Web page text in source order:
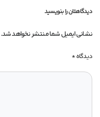
دیدگاهتان را بنویسید
نشانی ایمیل شما منتشر نخواهد شد.
دیدگاه*